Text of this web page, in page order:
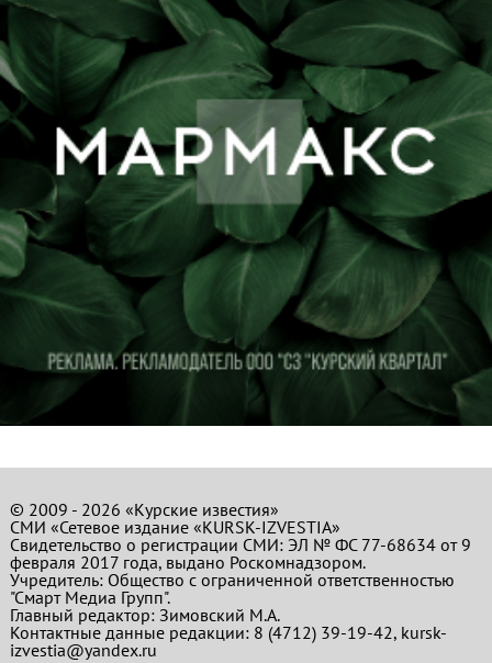
© 2009 - 2026 «Курские известия»
СМИ «Сетевое издание «KURSK-IZVESTIA»
Свидетельство о регистрации СМИ: ЭЛ № ФС 77-68634 от 9
февраля 2017 года, выдано Роскомнадзором.
Учредитель: Общество с ограниченной ответственностью
"Смарт Медиа Групп".
Главный редактор:Зимовский М.А.
Контактные данные редакции: 8 (4712) 39-19-42, kursk-
izvestia@yandex.ru